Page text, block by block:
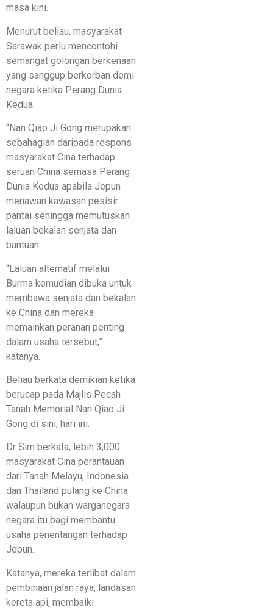
masa kini.
Menurut beliau, masyarakat
Sarawak perlu mencontohi
semangat golongan berkenaan
yang sanggup berkorban demi
negara ketika Perang Dunia
Kedua.
“Nan Qiao Ji Gong merupakan
sebahagian daripada respons
masyarakat Cina terhadap
seruan China semasa Perang
Dunia Kedua apabila Jepun
menawan kawasan pesisir
pantai sehingga memutuskan
laluan bekalan senjata dan
bantuan.
“Laluan alternatif melalui
Burma kemudian dibuka untuk
membawa senjata dan bekalan
ke China dan mereka
memainkan peranan penting
dalam usaha tersebut,”
katanya.
Beliau berkata demikian ketika
berucap pada Majlis Pecah
Tanah Memorial Nan Qiao Ji
Gong di sini, hari ini.
Dr Sim berkata, lebih 3,000
masyarakat Cina perantauan
dari Tanah Melayu, Indonesia
dan Thailand pulang ke China
walaupun bukan warganegara
negara itu bagi membantu
usaha penentangan terhadap
Jepun.
Katanya, mereka terlibat dalam
pembinaan jalan raya, landasan
kereta api, membaiki